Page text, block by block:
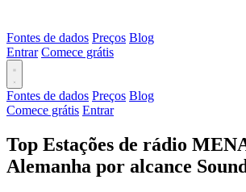
Fontes de dados Preços Blog
Entrar Comece grátis
Fontes de dados Preços Blog
Comece grátis Entrar
Top Estações de rádio
Alemanha por alcance